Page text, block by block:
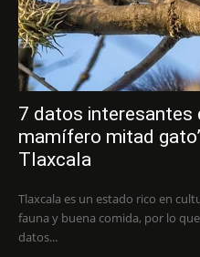
7 datos interesantes
mamífero mitad
Tlaxcala
Tlaxcala es un estado rico en
fauna y buena comida, por lo
datos...